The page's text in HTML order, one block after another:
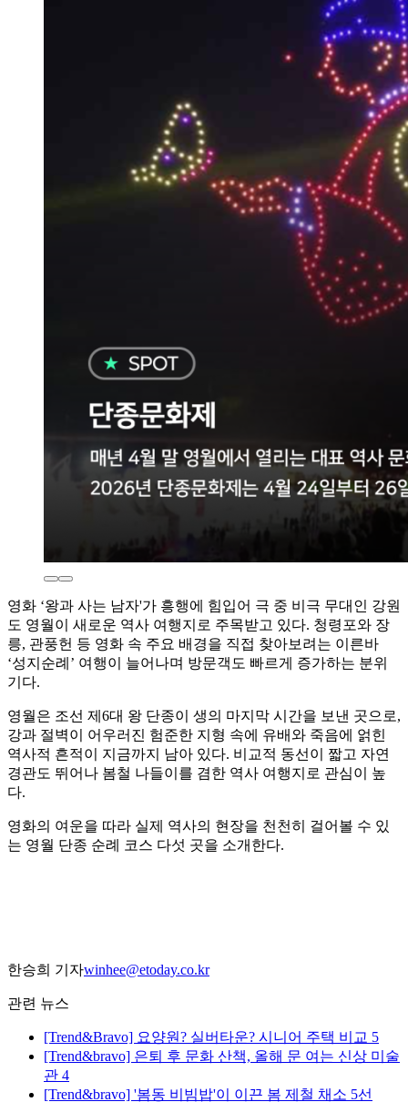
영화 ‘왕과 사는 남자'가 흥행에 힘입어 극 중 비극 무대인 강원
도 영월이 새로운 역사 여행지로 주목받고 있다. 청령포와 장
릉, 관풍헌 등 영화 속 주요 배경을 직접 찾아보려는 이른바
‘성지순례’ 여행이 늘어나며 방문객도 빠르게 증가하는 분위
기다.
영월은 조선 제6대 왕 단종이 생의 마지막 시간을 보낸 곳으로,
강과 절벽이 어우러진 험준한 지형 속에 유배와 죽음에 얽힌
역사적 흔적이 지금까지 남아 있다. 비교적 동선이 짧고 자연
경관도 뛰어나 봄철 나들이를 겸한 역사 여행지로 관심이 높
다.
영화의 여운을 따라 실제 역사의 현장을 천천히 걸어볼 수 있
는 영월 단종 순례 코스 다섯 곳을 소개한다.
한승희 기자winhee@etoday.co.kr
관련 뉴스
[Trend&Bravo] 요양원? 실버타운? 시니어 주택 비교 5
[Trend&bravo] 은퇴 후 문화 산책, 올해 문 여는 신상 미술
관 4
[Trend&bravo] '봄동 비빔밥'이 이끈 봄 제철 채소 5선